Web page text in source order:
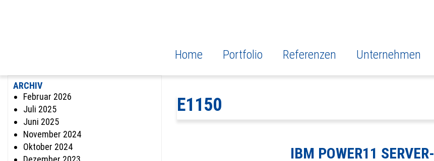
Home Portfolio Referenzen Unternehmen
ARCHIV
Februar 2026
Juli 2025
Juni 2025
November 2024
Oktober 2024
E1150
IBM POWER11 SERVER-